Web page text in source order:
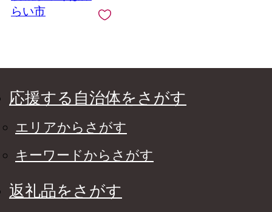
らい市
応援する自治体をさがす
エリアからさがす
キーワードからさがす
返礼品をさがす